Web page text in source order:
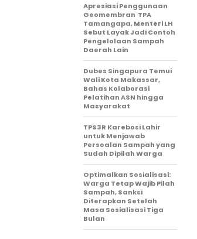
Apresiasi Penggunaan
Geomembran TPA
Tamangapa, Menteri LH
Sebut Layak Jadi Contoh
Pengelolaan Sampah
Daerah Lain
Dubes Singapura Temui
Wali Kota Makassar,
Bahas Kolaborasi
Pelatihan ASN hingga
Masyarakat
TPS3R Karebosi Lahir
untuk Menjawab
Persoalan Sampah yang
Sudah Dipilah Warga
Optimalkan Sosialisasi:
Warga Tetap Wajib Pilah
Sampah, Sanksi
Diterapkan Setelah
Masa Sosialisasi Tiga
Bulan